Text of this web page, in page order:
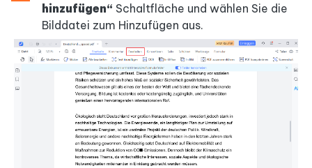
hinzufügen“ Schaltfläche und wählen Sie die
Bilddatei zum Hinzufügen aus.